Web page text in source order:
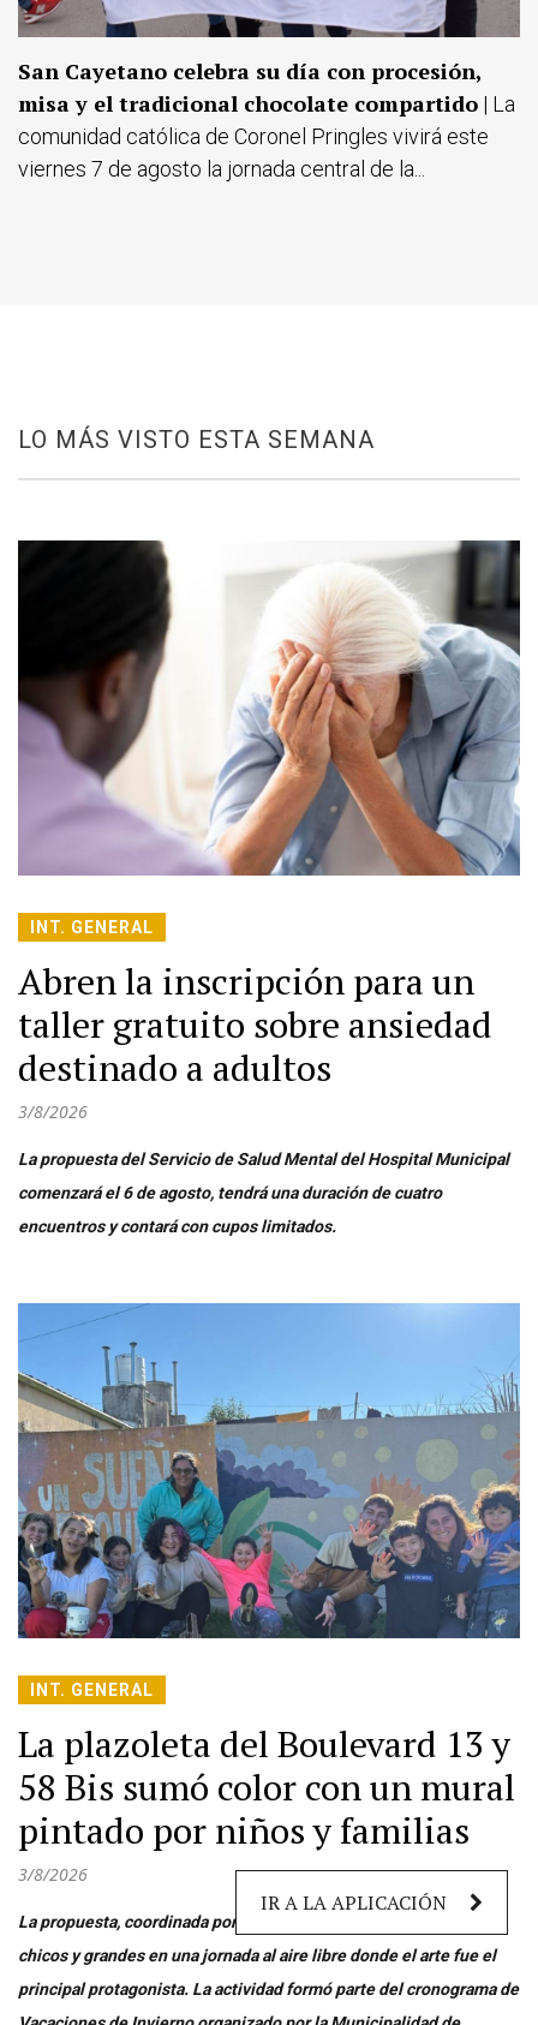
San Cayetano celebra su día con procesión,
misa y el tradicional chocolate compartido | La
comunidad católica de Coronel Pringles vivirá este
viernes 7 de agosto la jornada central de la...
LO MÁS VISTO ESTA SEMANA
INT. GENERAL
Abren la inscripción para un
taller gratuito sobre ansiedad
destinado a adultos
3/8/2026
La propuesta del Servicio de Salud Mental del Hospital Municipal
comenzará el 6 de agosto, tendrá una duración de cuatro
encuentros y contará con cupos limitados.
INT. GENERAL
La plazoleta del Boulevard 13 y
58 Bis sumó color con un mural
pintado por niños y familias
3/8/2026
La propuesta, coordinada por la artista Camila Ahumada, reunió a
chicos y grandes en una jornada al aire libre donde el arte fue el
principal protagonista. La actividad formó parte del cronograma de
IR A LA APLICACIÓN